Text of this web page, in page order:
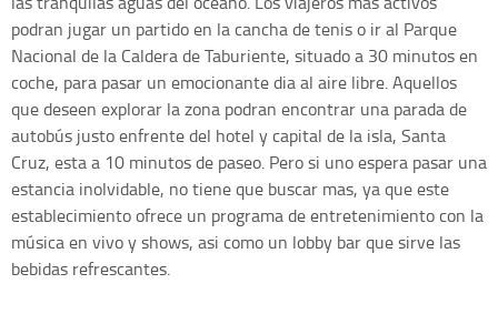
podran jugar un partido en la cancha de tenis o ir al Parque
Nacional de la Caldera de Taburiente, situado a 30 minutos en
coche, para pasar un emocionante dia al aire libre. Aquellos
que deseen explorar la zona podran encontrar una parada de
autobús justo enfrente del hotel y capital de la isla, Santa
Cruz, esta a 10 minutos de paseo. Pero si uno espera pasar una
estancia inolvidable, no tiene que buscar mas, ya que este
establecimiento ofrece un programa de entretenimiento con la
música en vivo y shows, asi como un lobby bar que sirve las
bebidas refrescantes.